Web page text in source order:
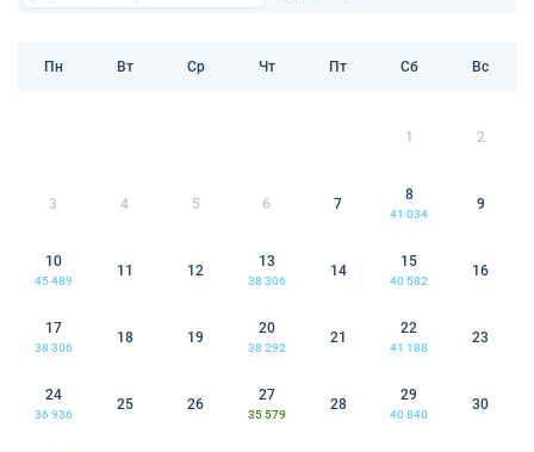
Пн Вт Ср Чт Пт Сб Вс
1 2
3 4 5 6 7
8
41 034
9
10
45 489
11 12
13
38 306
14
15
40 582
16
17
38 306
18 19
20
38 292
21
22
41 188
23
24
36 936
25 26
27
35 579
28
29
40 840
30